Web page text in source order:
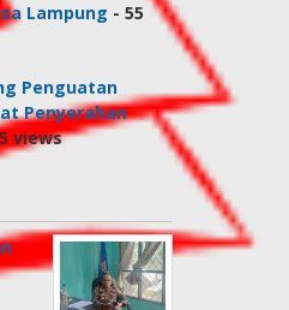
Lampung - 55
Penguatan
Penyerahan
views